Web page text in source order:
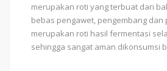
merupakan roti yang terbuat dari
bebas pengawet, pengembang dan
merupakan roti hasil fermentasi
sehingga sangat aman dikonsumsi